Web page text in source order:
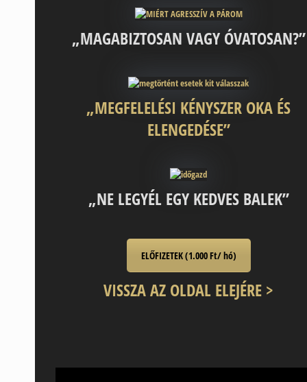
„MAGABIZTOSAN VAGY ÓVATOSAN?”
„MEGFELELÉSI KÉNYSZER OKA ÉS
ELENGEDÉSE”
„NE LEGYÉL EGY KEDVES BALEK”
ELŐFIZETEK (1.000 Ft/ hó)
VISSZA AZ OLDAL ELEJÉRE >